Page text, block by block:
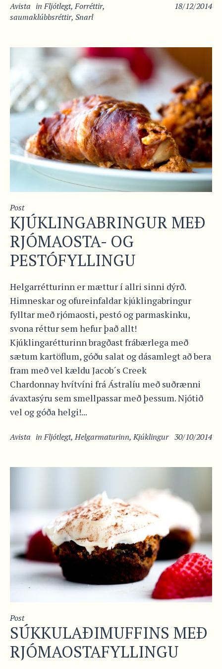
18/12/2014
Avista inFljótlegt,Forréttir,
saumaklúbbsréttir, Snarl
Post
KJÚKLINGABRINGUR MEÐ
RJÓMAOSTA- OG
PESTÓFYLLINGU
Helgarrétturinn er mættur í allri sinni dýrð.
Himneskar og ofureinfaldar kjúklingabringur
fylltar með rjómaosti, pestó og parmaskinku,
svona réttur sem hefur það allt!
Kjúklingarétturinn bragðast frábærlega með
sætum kartöflum, góðu salat og dásamlegt að bera
fram með vel kældu Jacob´s Creek
Chardonnay hvítvíni frá Ástralíu með suðrænni
ávaxtasýru sem smellpassar með þessum. Njótið
vel og góða helgi!...
30/10/2014
Avista inFljótlegt,Helgarmaturinn,Kjúklingur
Post
SÚKKULAÐIMUFFINS MEÐ
RJÓMAOSTAFYLLINGU